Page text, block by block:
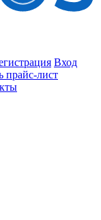
Вход
прайс-лист